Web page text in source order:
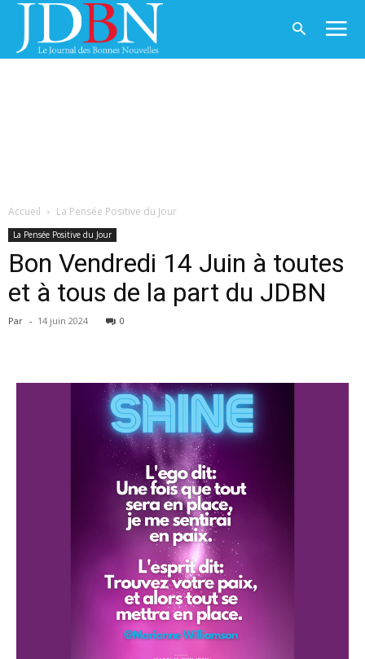
Accueil La Pensée Positive du Jour
La Pensée Positive du Jour
Bon Vendredi 14 Juin à toutes
et à tous de la part du JDBN
Par - 14 juin 2024 0